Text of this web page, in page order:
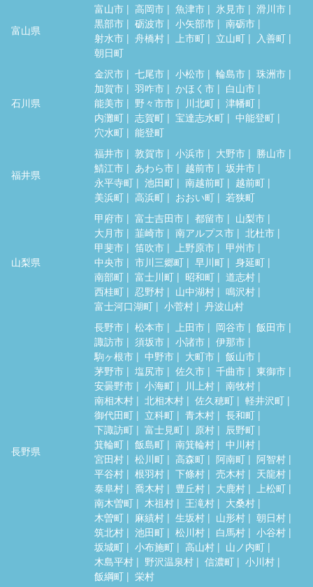
富山県
富山市 高岡市 魚津市 氷見市
滑川市
黒部市
砺波市 小矢部市
南砺市
射水市
舟橋村 上市町 立山町
入善町
朝日町
石川県
金沢市 七尾市 小松市 輪島市
珠洲市
加賀市
羽咋市 かほく市
白山市
能美市
野々市市 川北町
津幡町
内灘町
志賀町 宝達志水町
中能登町
穴水町
能登町
福井県
福井市 敦賀市 小浜市 大野市
勝山市
鯖江市
あわら市 越前市
坂井市
永平寺町
池田町 南越前町
越前町
美浜町
高浜町 おおい町 若狭町
山梨県
甲府市 富士吉田市 都留市
山梨市
大月市
韮崎市 南アルプス市
北杜市
甲斐市
笛吹市 上野原市
甲州市
中央市
市川三郷町 早川町
身延町
南部町
富士川町 昭和町
道志村
西桂町
忍野村 山中湖村
鳴沢村
富士河口湖町
小菅村 丹波山村
長野県
長野市 松本市 上田市 岡谷市
飯田市
諏訪市
須坂市 小諸市
伊那市
駒ヶ根市
中野市 大町市
飯山市
茅野市
塩尻市 佐久市 千曲市
東御市
安曇野市
小海町 川上村
南牧村
南相木村
北相木村 佐久穂町
軽井沢町
御代田町
立科町 青木村
長和町
下諏訪町
富士見町 原村
辰野町
箕輪町
飯島町 南箕輪村
中川村
宮田村
松川町 高森町 阿南町
阿智村
平谷村
根羽村 下條村 売木村
天龍村
泰阜村
喬木村 豊丘村 大鹿村
上松町
南木曽町
木祖村 王滝村
大桑村
木曽町
麻績村 生坂村 山形村
朝日村
筑北村
池田町 松川村 白馬村
小谷村
坂城町
小布施町 高山村
山ノ内町
木島平村
野沢温泉村 信濃町
小川村
飯綱町
栄村